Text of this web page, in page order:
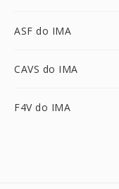
ASF do IMA
CAVS do IMA
F4V do IMA